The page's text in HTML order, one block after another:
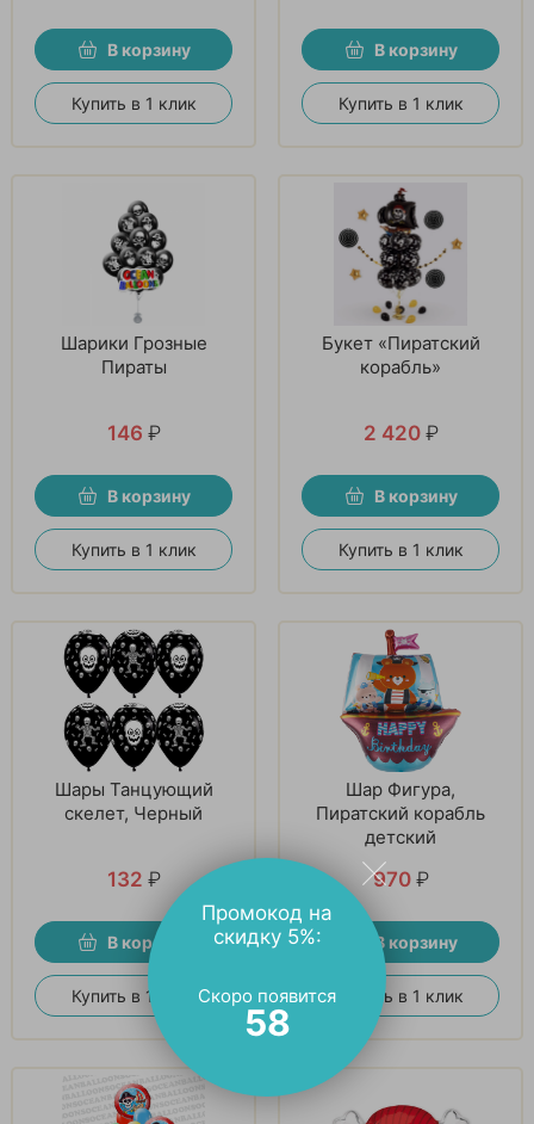
В корзину
Купить в 1 клик
В корзину
Купить в 1 клик
Шарики Грозные
Пираты
146 ₽
В корзину
Купить в 1 клик
Букет «Пиратский
корабль»
2 420 ₽
В корзину
Купить в 1 клик
Шары Танцующий
скелет, Черный
132 ₽
В корзину
Купить в 1 клик
Шар Фигура,
Пиратский корабль
детский
970 ₽
В корзину
Купить в 1 клик
Промокод на
скидку 5%:
Скоро появится
57